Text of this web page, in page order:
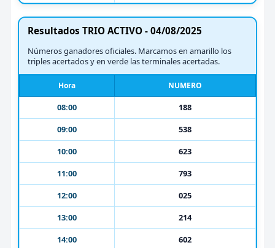
Resultados TRIO ACTIVO - 04/08/2025
Números ganadores oficiales. Marcamos en amarillo los
triples acertados y en verde las terminales acertadas.
Hora NUMERO
08:00
188
09:00
538
10:00
623
11:00
793
12:00
025
13:00
214
14:00
602